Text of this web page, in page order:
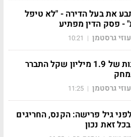
את בעל הדירה - "לא טיפל
- פסק הדין מפתיע
עוזי גרסטמן |
10:21
חוב מזונות של 1.9 מיליון שקל התברר
עוזי גרסטמן |
11:25
גיל פרישה: הקנס, החריגים
זאת נכון